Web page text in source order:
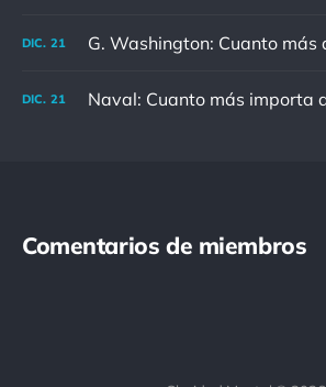
DIC. 21
DIC. 21
Comentarios de miembros